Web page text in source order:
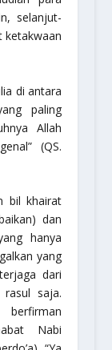
selanjut-
ketakwaan
di antara
paling
Allah
(QS.
bil khairat
dan
hanya
yang
dari
saja.
Nabi